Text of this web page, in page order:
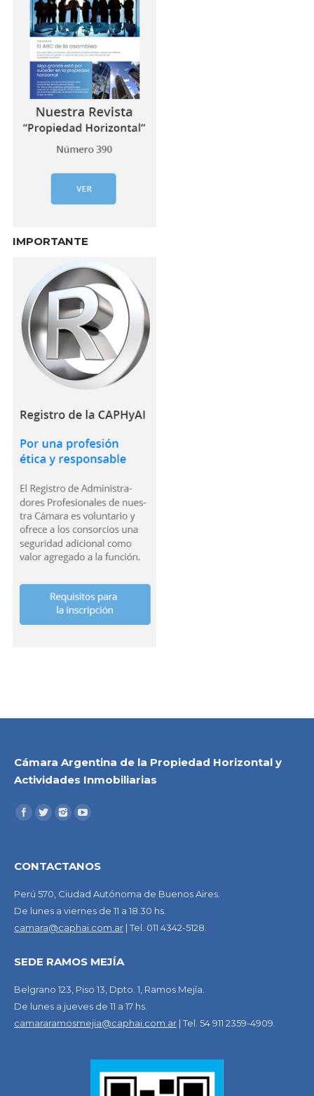
IMPORTANTE
Cámara Argentina de la Propiedad Horizontal y
Actividades Inmobiliarias
CONTACTANOS
Perú 570, Ciudad Autónoma de Buenos Aires.
De lunes a viernes de 11 a 18.30 hs.
camara@caphai.com.ar | Tel. 011 4342-5128.
SEDE RAMOS MEJÍA
Belgrano 123, Piso 13, Dpto. 1, Ramos Mejía.
De lunes a jueves de 11 a 17 hs.
camararamosmejia@caphai.com.ar | Tel. 54 911 2359-4909.